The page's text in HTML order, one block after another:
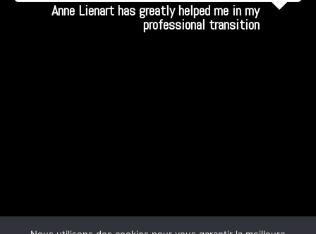
Anne Lienart has greatly helped me in my
professional transition